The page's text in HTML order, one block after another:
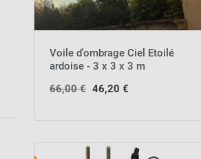
Voile d'ombrage Ciel Etoilé
ardoise - 3 x 3 x 3 m
66,00 € 46,20 €